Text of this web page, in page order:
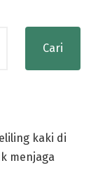
kaki di
menjaga